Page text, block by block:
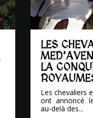
LES
LA
Les chevaliers
ont annoncé
au-delà des...